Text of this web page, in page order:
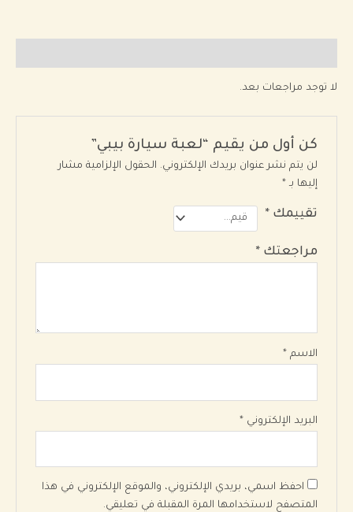
لا توجد مراجعات بعد.
كن أول من يقيم “لعبة سيارة بيبي”
لن يتم نشر عنوان بريدك الإلكتروني. الحقول الإلزامية مشار
إليها بـ*
تقييمك*
مراجعتك*
الاسم *
البريد الإلكتروني*
احفظ اسمي، بريدي الإلكتروني، والموقع الإلكتروني في هذا
المتصفح لاستخدامها المرة المقبلة في تعليقي.